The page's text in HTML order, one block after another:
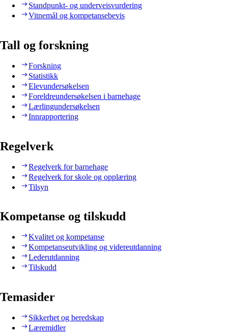
Standpunkt- og underveisvurdering
Vitnemål og kompetansebevis
Tall og forskning
Forskning
Statistikk
Elevundersøkelsen
Foreldreundersøkelsen i barnehage
Lærlingundersøkelsen
Innrapportering
Regelverk
Regelverk for barnehage
Regelverk for skole og opplæring
Tilsyn
Kompetanse og tilskudd
Kvalitet og kompetanse
Kompetanseutvikling og videreutdanning
Lederutdanning
Tilskudd
Temasider
Sikkerhet og beredskap
Læremidler